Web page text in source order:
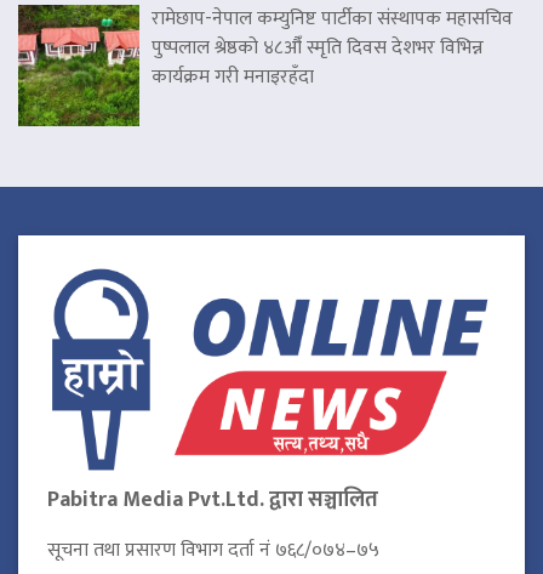
रामेछाप-नेपाल कम्युनिष्ट पार्टीका संस्थापक महासचिव
पुष्पलाल श्रेष्ठको ४८औँ स्मृति दिवस देशभर विभिन्न
कार्यक्रम गरी मनाइरहँदा
Pabitra Media Pvt.Ltd. द्वारा सञ्चालित
सूचना तथा प्रसारण विभाग दर्ता नं ७६८/०७४–७५